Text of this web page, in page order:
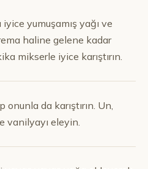
iyice yumuşamış yağı ve
haline gelene kadar
mikserle iyice karıştırın.
onunla da karıştırın. Un,
vanilyayı eleyin.